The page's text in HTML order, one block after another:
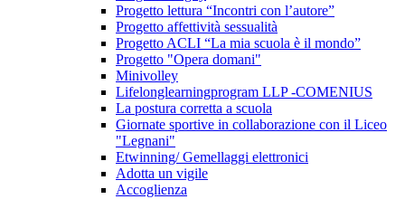
Progetto lettura “Incontri con l’autore”
Progetto affettività sessualità
Progetto ACLI “La mia scuola è il mondo”
Progetto "Opera domani"
Minivolley
Lifelonglearningprogram LLP -COMENIUS
La postura corretta a scuola
Giornate sportive in collaborazione con il Liceo
"Legnani"
Etwinning/ Gemellaggi elettronici
Adotta un vigile
Accoglienza